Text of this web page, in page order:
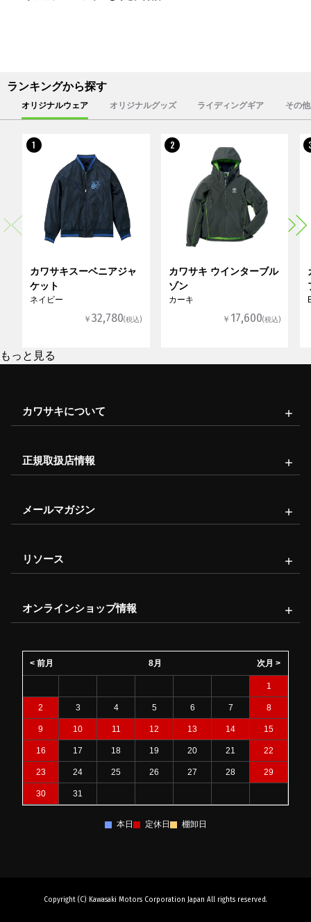
ランキングから探す
オリジナルウェア オリジナルグッズ ライディングギア その
1
カワサキスーベニアジャ
ケット
ネイビー
￥32,780(税込)
2
カワサキ ウインターブル
ゾン
カーキ
￥ 17,600(税込)
もっと見る
カワサキについて
正規取扱店情報
メールマガジン
リソース
オンラインショップ情報
8月
< 前月 次月 >
1
2 3 4 5 6 7 8
9 10 11 12 13 14 15
16 17 18 19 20 21 22
23 24 25 26 27 28 29
30 31
本日 定休日 棚卸日
Copyright (C) Kawasaki Motors Corporation Japan All rights reserved.